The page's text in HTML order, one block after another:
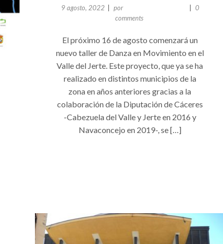
9 agosto, 2022 por
0
comments
El próximo 16 de agosto comenzará un
nuevo taller de Danza en Movimiento en el
Valle del Jerte. Este proyecto, que ya se ha
realizado en distintos municipios de la
zona en años anteriores gracias a la
colaboración de la Diputación de Cáceres
-Cabezuela del Valle y Jerte en 2016 y
Navaconcejo en 2019-, se […]